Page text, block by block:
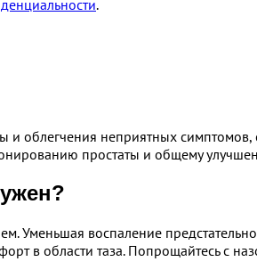
.
облегчения неприятных
простаты и общему
Уменьшая воспаление
в области таза. Попрощайтесь с